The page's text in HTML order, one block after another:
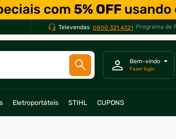
Televendas 0800 321 4321 Programa de
Eletroportáteis STIHL CUPONS